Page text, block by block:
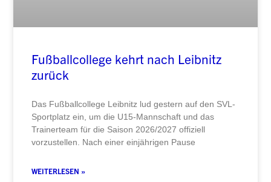
Fußballcollege kehrt nach Leibnitz
zurück
Das Fußballcollege Leibnitz lud gestern auf den SVL-
Sportplatz ein, um die U15-Mannschaft und das
Trainerteam für die Saison 2026/2027 offiziell
vorzustellen. Nach einer einjährigen Pause
WEITERLESEN »